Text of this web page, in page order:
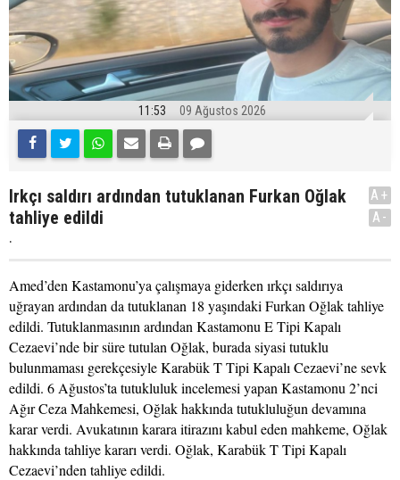
11:53 09 Ağustos 2026
Irkçı saldırı ardından tutuklanan Furkan Oğlak
tahliye edildi
.
A+
A-
Amed’den Kastamonu’ya çalışmaya giderken ırkçı saldırıya
uğrayan ardından da tutuklanan 18 yaşındaki Furkan Oğlak tahliye
edildi. Tutuklanmasının ardından Kastamonu E Tipi Kapalı
Cezaevi’nde bir süre tutulan Oğlak, burada siyasi tutuklu
bulunmaması gerekçesiyle Karabük T Tipi Kapalı Cezaevi’ne sevk
edildi. 6 Ağustos’ta tutukluluk incelemesi yapan Kastamonu 2’nci
Ağır Ceza Mahkemesi, Oğlak hakkında tutukluluğun devamına
karar verdi. Avukatının karara itirazını kabul eden mahkeme, Oğlak
hakkında tahliye kararı verdi. Oğlak, Karabük T Tipi Kapalı
Cezaevi’nden tahliye edildi.